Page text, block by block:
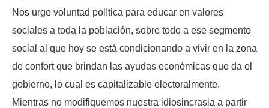
Nos urge voluntad política para educar en valores
sociales a toda la población, sobre todo a ese segmento
social al que hoy se está condicionando a vivir en la zona
de confort que brindan las ayudas económicas que da el
gobierno, lo cual es capitalizable electoralmente.
Mientras no modifiquemos nuestra idiosincrasia a partir